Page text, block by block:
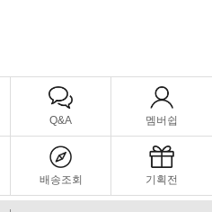
Q&A 멤버쉽
배송조회 기획전